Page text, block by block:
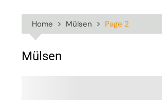
Home Mülsen Page 2
Mülsen